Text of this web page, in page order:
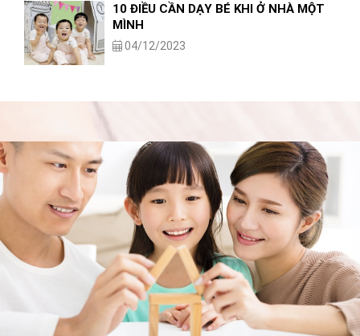
10 ĐIỀU CẦN DẠY BÉ KHI Ở NHÀ MỘT
MÌNH
04/12/2023